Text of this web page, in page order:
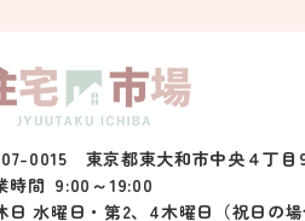
0015 東京都東大和市中央４丁目
時間 9:00～19:00
日 水曜日・第2、4木曜日（祝日の場